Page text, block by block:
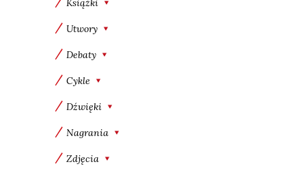
Książki
Utwory
Debaty
Cykle
Dźwięki
Nagrania
Zdjęcia